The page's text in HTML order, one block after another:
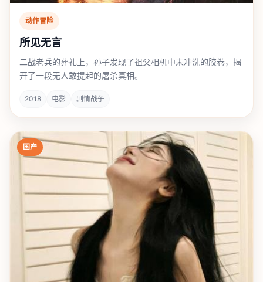
动作冒险
所见无言
二战老兵的葬礼上，孙子发现了祖父相机中未冲洗的胶卷，揭
开了一段无人敢提起的屠杀真相。
2018 电影 剧情战争
国产